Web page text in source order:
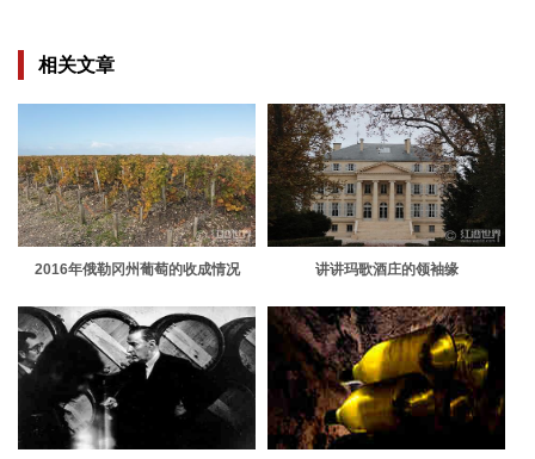
相关文章
2016年俄勒冈州葡萄的收成情况 讲讲玛歌酒庄的领袖缘